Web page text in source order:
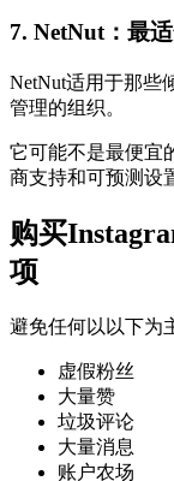
7. NetNut：最
NetNut适用于那些
管理的组织。
它可能不是最便宜
商支持和可预测设
购买
项
避免任何以以下为
虚假粉丝
大量赞
垃圾评论
大量消息
账户农场